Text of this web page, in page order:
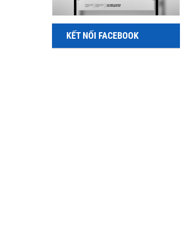
KẾT NỐI FACEBOOK